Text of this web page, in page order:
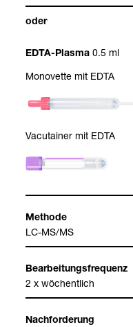
oder
EDTA-​Plasma 0.5 ml
Mono­vette mit EDTA
Vacu­tai­ner mit EDTA
Methode
LC-​MS/MS
Bear­bei­tungs­fre­quenz
2 x wöchent­lich
Nach­for­de­rung